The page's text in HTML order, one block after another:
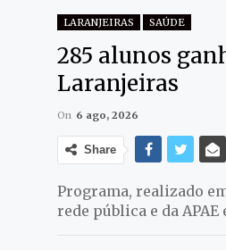
LARANJEIRAS SAÚDE
285 alunos
Laranjeiras
On 6 ago, 2026
Share
Programa, realizado
rede pública e da